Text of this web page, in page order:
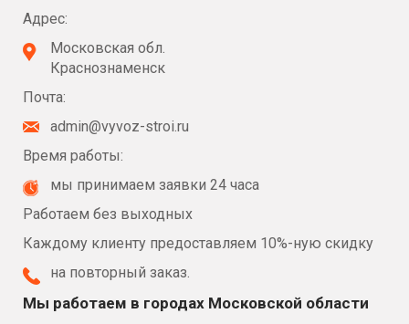
Адрес:
Московская обл.
Краснознаменск
Почта:
admin@vyvoz-stroi.ru
Время работы:
мы принимаем заявки 24 часа
Работаем без выходных
Каждому клиенту предоставляем 10%-ную скидку
на повторный заказ.
Мы работаем в городах Московской области